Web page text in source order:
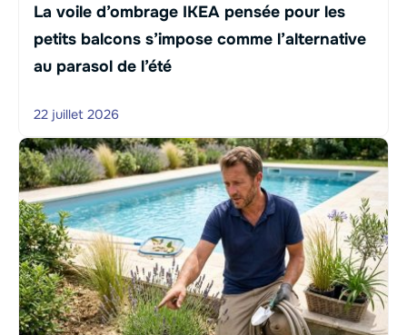
La voile d’ombrage IKEA pensée pour les
petits balcons s’impose comme l’alternative
au parasol de l’été
22 juillet 2026